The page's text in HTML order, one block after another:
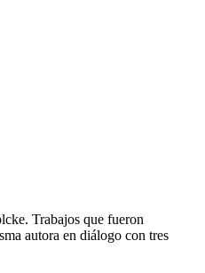
Trabajos que fueron
autora en diálogo con tres